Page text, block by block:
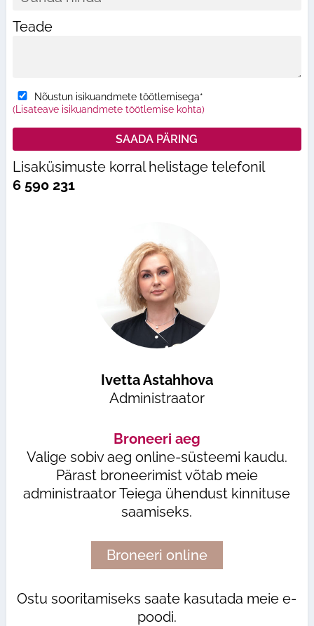
Teade
Nõustun isikuandmete töötlemisega*
(Lisateave isikuandmete töötlemise kohta)
Lisaküsimuste korral helistage telefonil
6 590 231
Ivetta Astahhova
Administraator
Broneeri aeg
Valige sobiv aeg online-süsteemi kaudu.
Pärast broneerimist võtab meie
administraator Teiega ühendust kinnituse
saamiseks.
Broneeri online
Ostu sooritamiseks saate kasutada meie e-
poodi.